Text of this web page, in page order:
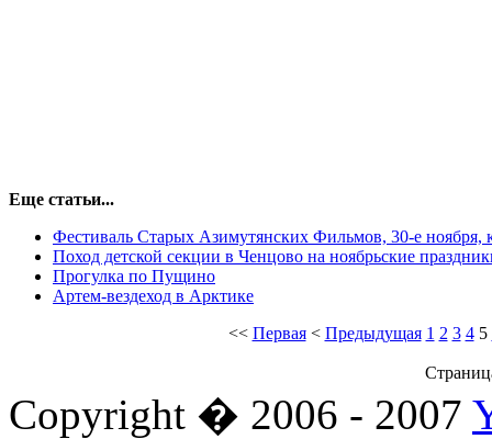
Еще статьи...
Фестиваль Старых Азимутянских Фильмов, 30-е ноября,
Поход детской секции в Ченцово на ноябрьские
Прогулка по Пущино
Артем-вездеход в Арктике
<< Первая< Предыдущая 1 2 3 4 5
Copyright � 2006 - 2007